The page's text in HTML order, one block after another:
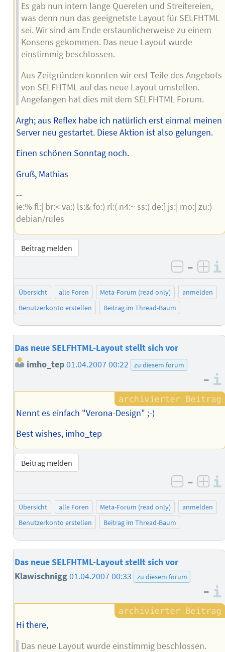
Es gab nun intern lange Querelen und Streitereien,
was denn nun das geeignetste Layout für SELFHTML
sei. Wir sind am Ende erstaunlicherweise zu einem
Konsens gekommen. Das neue Layout wurde
einstimmig beschlossen.
Aus Zeitgründen konnten wir erst Teile des Angebots
von SELFHTML auf das neue Layout umstellen.
Angefangen hat dies mit dem SELFHTML Forum.
Argh; aus Reflex habe ich natürlich erst einmal meinen
Server neu gestartet. Diese Aktion ist also gelungen.
Einen schönen Sonntag noch.
Gruß, Mathias
--
ie:% fl:| br:< va:) ls:& fo:) rl:( n4:~ ss:) de:] js:| mo:| zu:)
debian/rules
Beitrag melden
negativ
–
Übersicht alle Foren Meta-Forum (read only)
anmelden
Benutzerkonto erstellen
Beitrag im Thread-Baum
Das neue SELFHTML-Layout stellt sich vor
imho_tep01.04.2007 00:22 zu diesem forum
–
Nennt es einfach "Verona-Design" ;-)
Best wishes, imho_tep
Beitrag melden
negativ
–
Übersicht alle Foren Meta-Forum (read only)
anmelden
Benutzerkonto erstellen
Beitrag im Thread-Baum
Das neue SELFHTML-Layout stellt sich vor
Klawischnigg01.04.2007 00:33 zu diesem forum
–
Hi there,
Das neue Layout wurde einstimmig beschlossen.